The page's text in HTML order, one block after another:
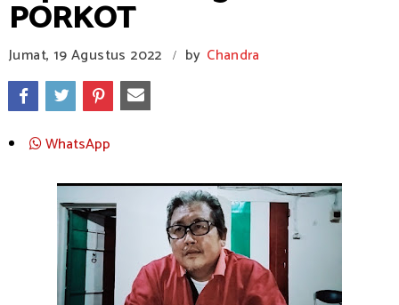
PORKOT
Jumat, 19 Agustus 2022 / by Chandra
WhatsApp